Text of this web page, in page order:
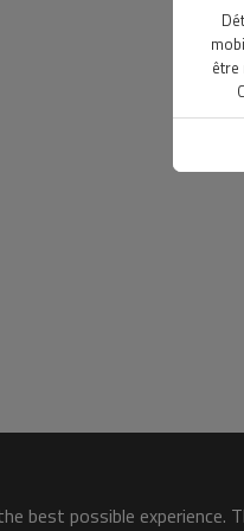
best possible
être